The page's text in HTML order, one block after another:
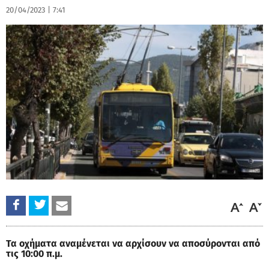
20/04/2023 7:41
Τα οχήματα αναμένεται να αρχίσουν να αποσύρονται από
τις 10:00 π.μ.